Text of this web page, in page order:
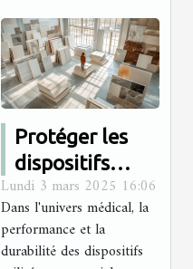
Protéger les
dispositifs
médicaux :
comment
choisir le bon
Lundi 3 mars 2025 16:06
Dans l'univers médical, la
performance et la
durabilité des dispositifs